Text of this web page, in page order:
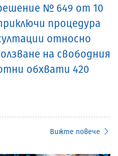
№ 649 от 10
процедура
относно
на свободния
обхвати 420
Вижте повече